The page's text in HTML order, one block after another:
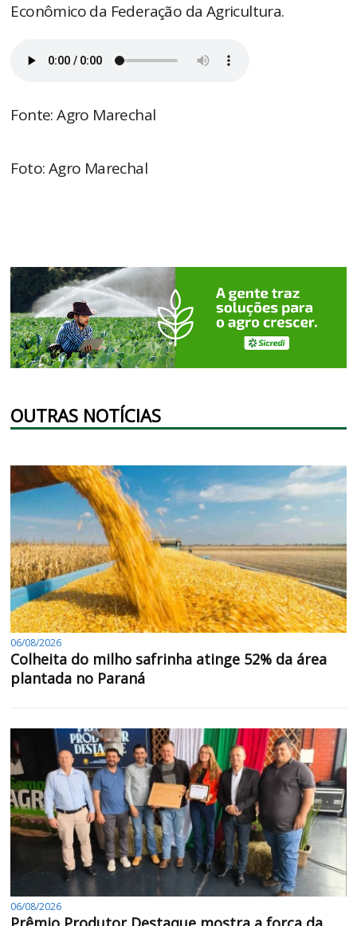
Econômico da Federação da Agricultura.
Fonte: Agro Marechal
Foto: Agro Marechal
OUTRAS NOTÍCIAS
06/08/2026
Colheita do milho safrinha atinge 52% da área
plantada no Paraná
06/08/2026